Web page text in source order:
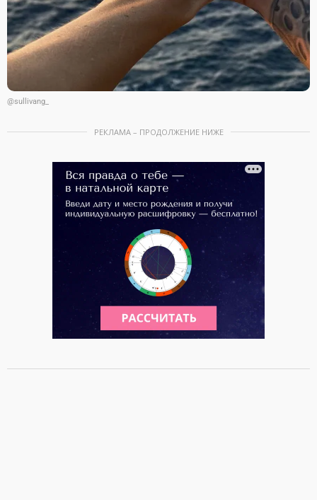
@sullivang_
РЕКЛАМА – ПРОДОЛЖЕНИЕ НИЖЕ